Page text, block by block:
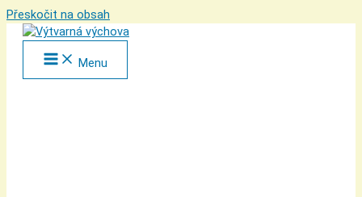
Přeskočit na obsah
Menu